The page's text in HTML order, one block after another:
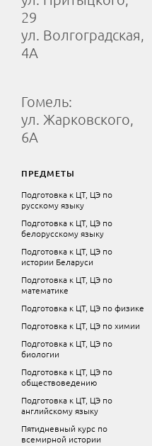
29
ул. Волгоградская,
4А
Гомель:
ул. Жарковского,
6А
ПРЕДМЕТЫ
Подготовка к ЦТ, ЦЭ по
русскому языку
Подготовка к ЦТ, ЦЭ по
белорусскому языку
Подготовка к ЦТ, ЦЭ по
истории Беларуси
Подготовка к ЦТ, ЦЭ по
математике
Подготовка к ЦТ, ЦЭ по физике
Подготовка к ЦТ, ЦЭ по химии
Подготовка к ЦТ, ЦЭ по
биологии
Подготовка к ЦТ, ЦЭ по
обществоведению
Подготовка к ЦТ, ЦЭ по
английскому языку
Пятидневный курс по
всемирной истории